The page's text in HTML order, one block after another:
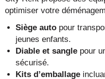
optimiser votre
Siège auto pour
jeunes enfants.
Diable et sangle pour
sécurisé.
Kits d’emballage